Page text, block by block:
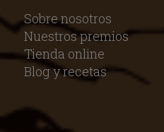
Sobre nosotros
Nuestros premios
Tienda online
Blog y recetas